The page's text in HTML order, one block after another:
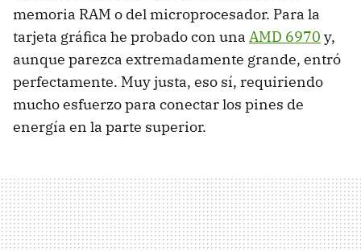
memoria RAM o del microprocesador. Para la
tarjeta gráfica he probado con una AMD 6970 y,
aunque parezca extremadamente grande, entró
perfectamente. Muy justa, eso sí, requiriendo
mucho esfuerzo para conectar los pines de
energía en la parte superior.